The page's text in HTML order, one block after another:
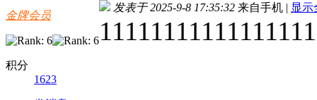
金牌会员
积分
1623
发表于 2025-9-8 17:35:32 来自手机 | 显示
11111111111111111